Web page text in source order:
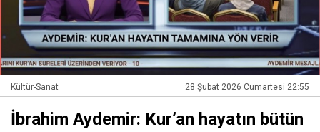
Kültür-Sanat 28 Şubat 2026 Cumartesi 22:55
İbrahim Aydemir: Kur’an hayatın bütün